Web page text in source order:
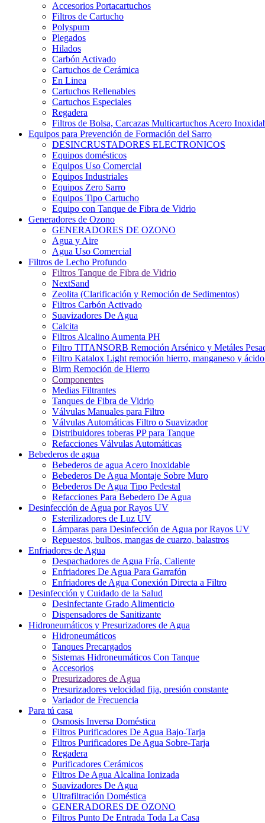
Accesorios Portacartuchos
Filtros de Cartucho
Polyspum
Plegados
Hilados
Carbón Activado
Cartuchos de Cerámica
En Linea
Cartuchos Rellenables
Cartuchos Especiales
Regadera
Filtros de Bolsa, Carcazas Multicartuchos Acero
Equipos para Prevención de Formación del Sarro
DESINCRUSTADORES ELECTRONICOS
Equipos domésticos
Equipos Uso Comercial
Equipos Industriales
Equipos Zero Sarro
Equipos Tipo Cartucho
Equipo con Tanque de Fibra de Vidrio
Generadores de Ozono
GENERADORES DE OZONO
Agua y Aire
Agua Uso Comercial
Filtros de Lecho Profundo
Filtros Tanque de Fibra de Vidrio
NextSand
Zeolita (Clarificación y Remoción de Sedimentos)
Filtros Carbón Activado
Suavizadores De Agua
Calcita
Filtros Alcalino Aumenta PH
Filtro TITANSORB Remoción Arsénico y Metáles
Filtro Katalox Light remoción hierro, manganeso y
Birm Remoción de Hierro
Componentes
Medias Filtrantes
Tanques de Fibra de Vidrio
Válvulas Manuales para Filtro
Válvulas Automáticas Filtro o Suavizador
Distribuidores toberas PP para Tanque
Refacciones Válvulas Automáticas
Bebederos de agua
Bebederos de agua Acero Inoxidable
Bebederos De Agua Montaje Sobre Muro
Bebederos De Agua Tipo Pedestal
Refacciones Para Bebedero De Agua
Desinfección de Agua por Rayos UV
Esterilizadores de Luz UV
Lámparas para Desinfección de Agua por Rayos UV
Repuestos, bulbos, mangas de cuarzo, balastros
Enfriadores de Agua
Despachadores de Agua Fría, Caliente
Enfriadores De Agua Para Garrafón
Enfriadores de Agua Conexión Directa a Filtro
Desinfección y Cuidado de la Salud
Desinfectante Grado Alimenticio
Dispensadores de Sanitizante
Hidroneumáticos y Presurizadores de Agua
Hidroneumáticos
Tanques Precargados
Sistemas Hidroneumáticos Con Tanque
Accesorios
Presurizadores de Agua
Presurizadores velocidad fija, presión constante
Variador de Frecuencia
Para tú casa
Osmosis Inversa Doméstica
Filtros Purificadores De Agua Bajo-Tarja
Filtros Purificadores De Agua Sobre-Tarja
Regadera
Purificadores Cerámicos
Filtros De Agua Alcalina Ionizada
Suavizadores De Agua
Ultrafiltración Doméstica
GENERADORES DE OZONO
Filtros Punto De Entrada Toda La Casa